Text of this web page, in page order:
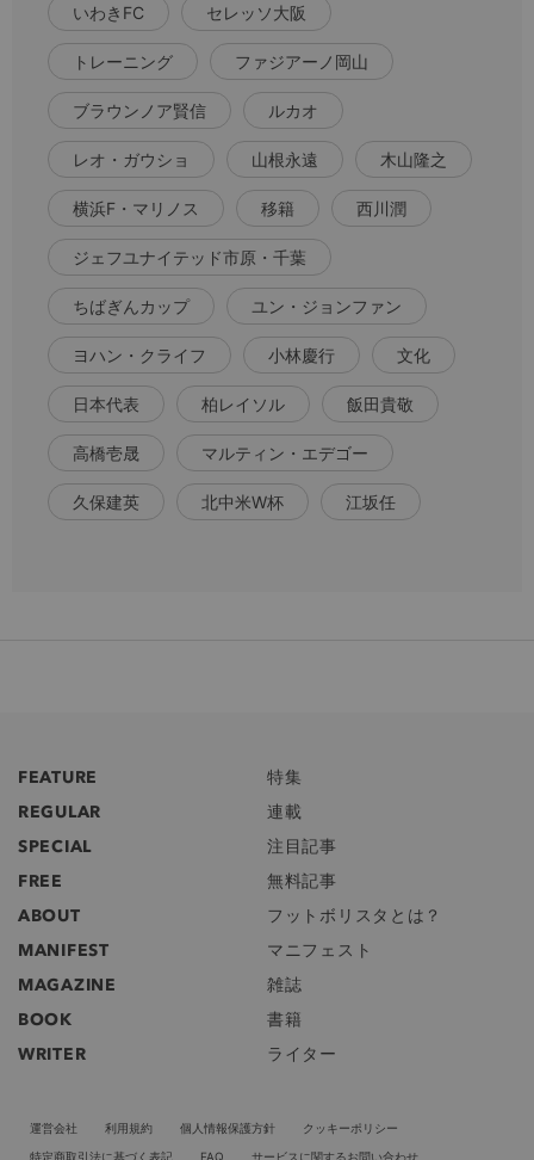
いわきFC セレッソ大阪
トレーニング ファジアーノ岡山
ブラウンノア賢信 ルカオ
レオ・ガウショ 山根永遠 木山隆之
横浜F・マリノス 移籍 西川潤
ジェフユナイテッド市原・千葉
ちばぎんカップ ユン・ジョンファン
ヨハン・クライフ 小林慶行 文化
日本代表 柏レイソル 飯田貴敬
高橋壱晟 マルティン・エデゴー
久保建英 北中米W杯 江坂任
FEATURE
特集
REGULAR
連載
SPECIAL
注目記事
FREE
無料記事
ABOUT
フットボリスタとは？
MANIFEST
マニフェスト
MAGAZINE
雑誌
BOOK
書籍
WRITER
ライター
運営会社 利用規約 個人情報保護方針
クッキーポリシー
特定商取引法に基づく表記
FAQ サービスに関するお問い合わせ